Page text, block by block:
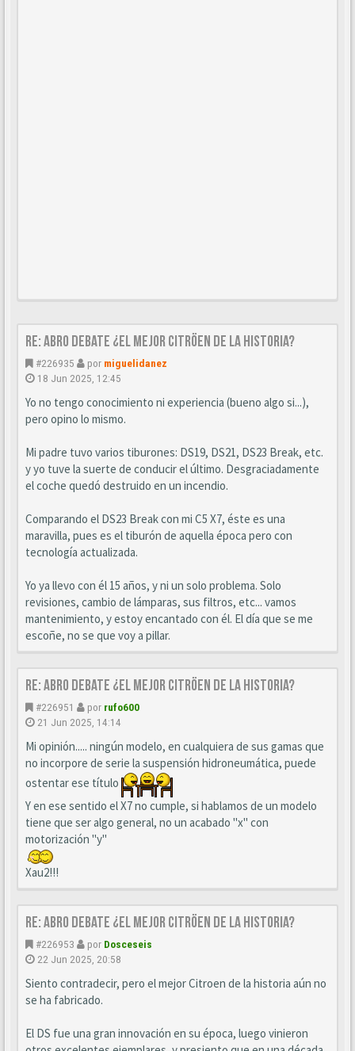
Re: ABRO DEBATE ¿EL MEJOR CITRÖEN DE LA HISTORIA?
#226935 por miguelidanez
18 Jun 2025, 12:45
Yo no tengo conocimiento ni experiencia (bueno algo si...),
pero opino lo mismo.
Mi padre tuvo varios tiburones: DS19, DS21, DS23 Break, etc.
y yo tuve la suerte de conducir el último. Desgraciadamente
el coche quedó destruido en un incendio.
Comparando el DS23 Break con mi C5 X7, éste es una
maravilla, pues es el tiburón de aquella época pero con
tecnología actualizada.
Yo ya llevo con él 15 años, y ni un solo problema. Solo
revisiones, cambio de lámparas, sus filtros, etc... vamos
mantenimiento, y estoy encantado con él. El día que se me
escoñe, no se que voy a pillar.
Re: ABRO DEBATE ¿EL MEJOR CITRÖEN DE LA HISTORIA?
#226951 por rufo600
21 Jun 2025, 14:14
Mi opinión..... ningún modelo, en cualquiera de sus gamas que
no incorpore de serie la suspensión hidroneumática, puede
ostentar ese título
Y en ese sentido el X7 no cumple, si hablamos de un modelo
tiene que ser algo general, no un acabado "x" con
motorización "y"
Xau2!!!
Re: ABRO DEBATE ¿EL MEJOR CITRÖEN DE LA HISTORIA?
#226953 por Dosceseis
22 Jun 2025, 20:58
Siento contradecir, pero el mejor Citroen de la historia aún no
se ha fabricado.
El DS fue una gran innovación en su época, luego vinieron